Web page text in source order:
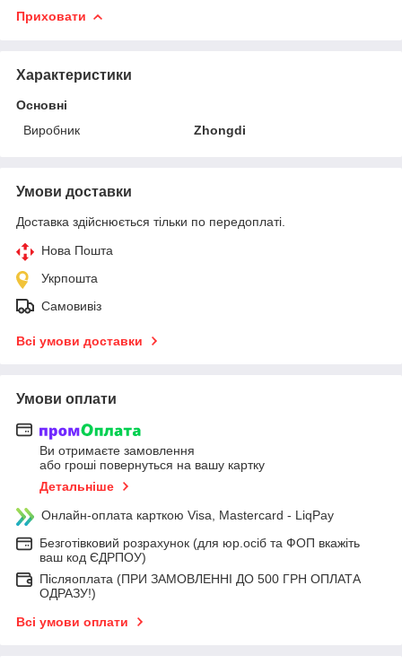
Приховати
Характеристики
Основні
Виробник
Zhongdi
Умови доставки
Доставка здійснюється тільки по передоплаті.
Нова Пошта
Укрпошта
Самовивіз
Всі умови доставки
Умови оплати
Ви отримаєте замовлення
або гроші повернуться на вашу картку
Детальніше
Онлайн-оплата карткою Visa, Mastercard - LiqPay
Безготівковий розрахунок (для юр.осіб та ФОП вкажіть
ваш код ЄДРПОУ)
Післяоплата (ПРИ ЗАМОВЛЕННІ ДО 500 ГРН ОПЛАТА
ОДРАЗУ!)
Всі умови оплати